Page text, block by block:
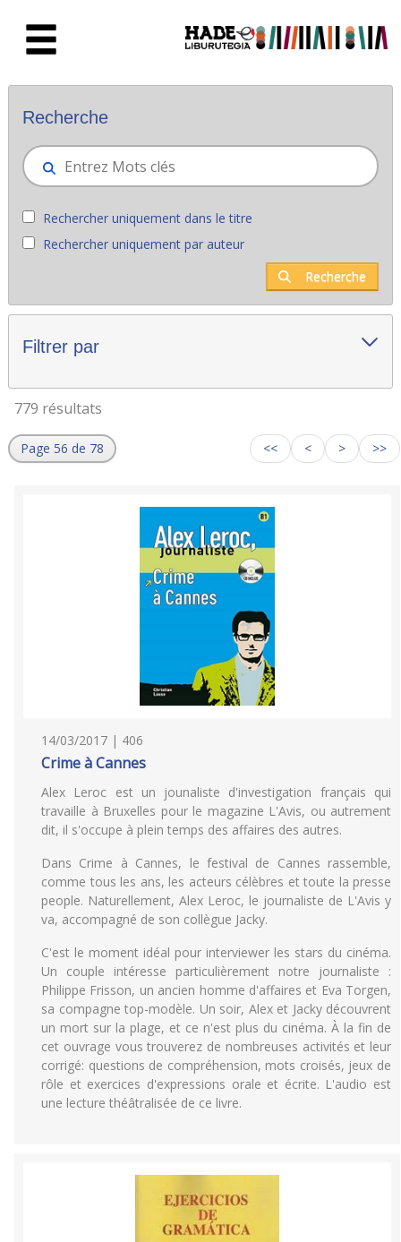
Nouveaux livres - Liburutegia
Recherche
Rechercher uniquement dans le titre
Rechercher uniquement par auteur
Recherche
Filtrer par
779 résultats
Page 56 de 78 << < > >>
14/03/2017 | 406
Crime à Cannes
Alex Leroc est un jounaliste d'investigation français qui
travaille à Bruxelles pour le magazine L'Avis, ou autrement
dit, il s'occupe à plein temps des affaires des autres.
Dans Crime à Cannes, le festival de Cannes rassemble,
comme tous les ans, les acteurs célèbres et toute la presse
people. Naturellement, Alex Leroc, le journaliste de L'Avis y
va, accompagné de son collègue Jacky.
C'est le moment idéal pour interviewer les stars du cinéma.
Un couple intéresse particulièrement notre journaliste :
Philippe Frisson, un ancien homme d'affaires et Eva Torgen,
sa compagne top-modèle. Un soir, Alex et Jacky découvrent
un mort sur la plage, et ce n'est plus du cinéma. À la fin de
cet ouvrage vous trouverez de nombreuses activités et leur
corrigé: questions de compréhension, mots croisés, jeux de
rôle et exercices d'expressions orale et écrite. L'audio est
une lecture théâtralisée de ce livre.